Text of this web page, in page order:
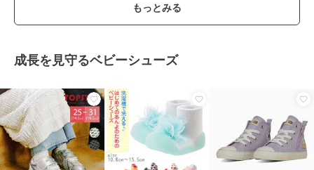
もっとみる
成長を見守るベビーシューズ